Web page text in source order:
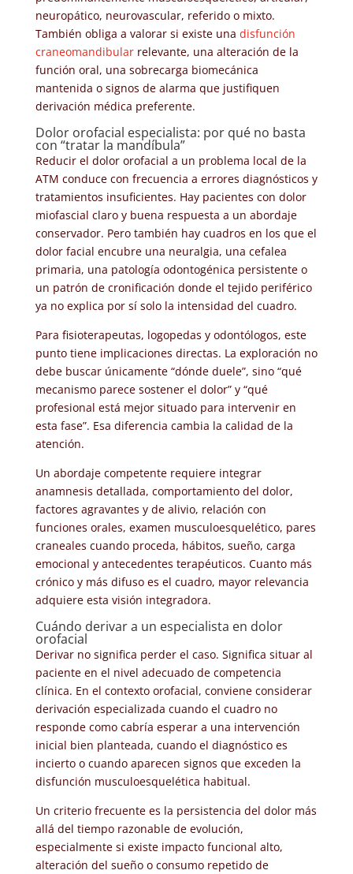
neuropático, neurovascular, referido o mixto.
También obliga a valorar si existe una disfunción
craneomandibularrelevante, una alteración de la
función oral, una sobrecarga biomecánica
mantenida o signos de alarma que justifiquen
derivación médica preferente.
Dolor orofacial especialista: por qué no basta
con “tratar la mandíbula”
Reducir el dolor orofacial a un problema local de la
ATM conduce con frecuencia a errores diagnósticos y
tratamientos insuficientes. Hay pacientes con dolor
miofascial claro y buena respuesta a un abordaje
conservador. Pero también hay cuadros en los que el
dolor facial encubre una neuralgia, una cefalea
primaria, una patología odontogénica persistente o
un patrón de cronificación donde el tejido periférico
ya no explica por sí solo la intensidad del cuadro.
Para fisioterapeutas, logopedas y odontólogos, este
punto tiene implicaciones directas. La exploración no
debe buscar únicamente “dónde duele”, sino “qué
mecanismo parece sostener el dolor” y “qué
profesional está mejor situado para intervenir en
esta fase”. Esa diferencia cambia la calidad de la
atención.
Un abordaje competente requiere integrar
anamnesis detallada, comportamiento del dolor,
factores agravantes y de alivio, relación con
funciones orales, examen musculoesquelético, pares
craneales cuando proceda, hábitos, sueño, carga
emocional y antecedentes terapéuticos. Cuanto más
crónico y más difuso es el cuadro, mayor relevancia
adquiere esta visión integradora.
Cuándo derivar a un especialista en dolor
orofacial
Derivar no significa perder el caso. Significa situar al
paciente en el nivel adecuado de competencia
clínica. En el contexto orofacial, conviene considerar
derivación especializada cuando el cuadro no
responde como cabría esperar a una intervención
inicial bien planteada, cuando el diagnóstico es
incierto o cuando aparecen signos que exceden la
disfunción musculoesquelética habitual.
Un criterio frecuente es la persistencia del dolor más
allá del tiempo razonable de evolución,
especialmente si existe impacto funcional alto,
alteración del sueño o consumo repetido de